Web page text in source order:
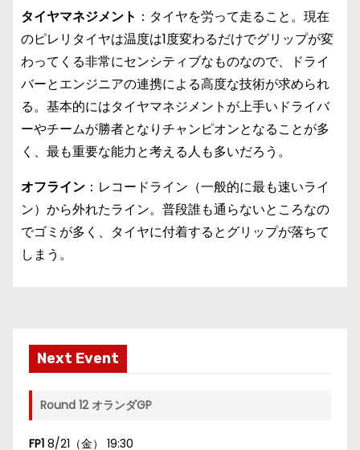
タイヤマネジメント ：タイヤを労って走ること。現在
のピレリタイヤは温度は1度変わるだけでグリップが変
わってくる非常にセンシティブなものなので、ドライ
バーとエンジニアの連携による高度な技術が求められ
る。基本的にはタイヤマネジメントが上手いドライバ
ーやチームが勝者となりチャンピオンとなることが多
く、最も重要な能力と考える人も多いだろう。
オフライン ：レコードライン（一般的に最も速いライ
ン）から外れたライン。普段誰も通らないところなの
でゴミが多く、タイヤに付着するとグリップが落ちて
しまう。
Next Event
Round 12 オランダGP
FP1 8/21（金） 19:30